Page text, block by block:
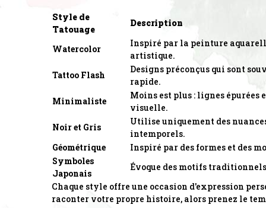
Style de
Tatouage
Description
Watercolor
Inspiré par la peinture
artistique.
Tattoo Flash
Designs préconçus qui sont
rapide.
Minimaliste
Moins est plus : lignes épurées
visuelle.
Noir et Gris
Utilise uniquement des
intemporels.
Géométrique
Inspiré par des formes et des
Symboles
Japonais
Évoque des motifs
Chaque style offre une occasion d'expression
raconter votre propre histoire, alors prenez le